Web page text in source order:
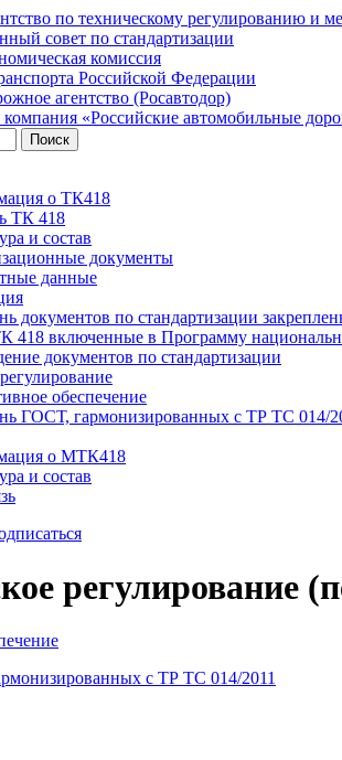
о ТК418
ТК 418
и состав
документы
данные
документов по стандартизации
418 включенные в Программу
документов по стандартизации
обеспечение
ГОСТ, гармонизированных с ТР ТС 014/
о МТК418
и состав
регулирование
с ТР ТС 014/2011